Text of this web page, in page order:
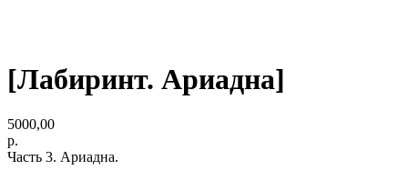
[Лабиринт. Ариадна]
5000,00
р.
Часть 3. Ариадна.